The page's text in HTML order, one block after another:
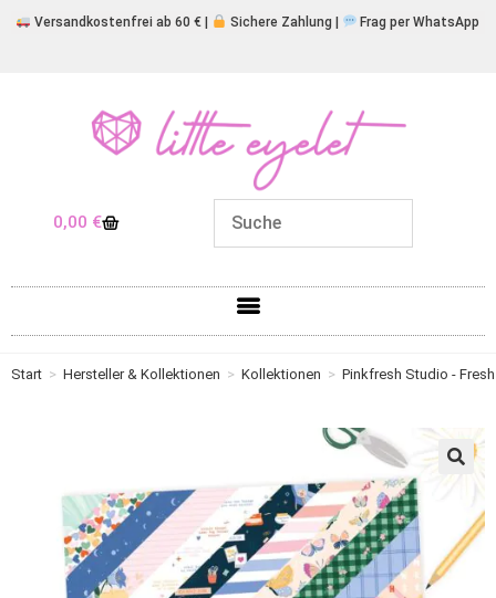
Versandkostenfrei ab 60 € | Sichere Zahlung | Frag per WhatsApp
0,00 €
Start > Hersteller & Kollektionen > Kollektionen > Pinkfresh Studio -